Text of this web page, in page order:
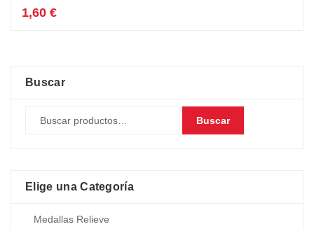
1,60 €
Buscar
Buscar
Elige una Categoría